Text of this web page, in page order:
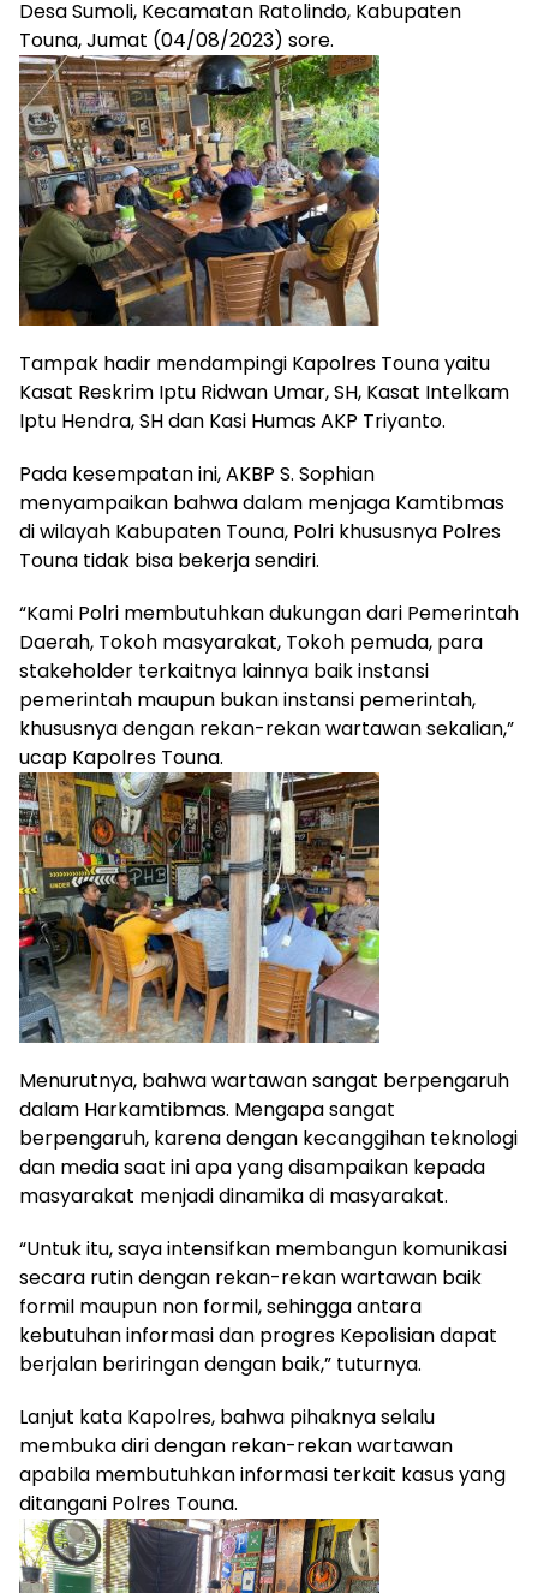
Desa Sumoli, Kecamatan Ratolindo, Kabupaten
Touna, Jumat (04/08/2023) sore.
Tampak hadir mendampingi Kapolres Touna yaitu
Kasat Reskrim Iptu Ridwan Umar, SH, Kasat Intelkam
Iptu Hendra, SH dan Kasi Humas AKP Triyanto.
Pada kesempatan ini, AKBP S. Sophian
menyampaikan bahwa dalam menjaga Kamtibmas
di wilayah Kabupaten Touna, Polri khususnya Polres
Touna tidak bisa bekerja sendiri.
“Kami Polri membutuhkan dukungan dari Pemerintah
Daerah, Tokoh masyarakat, Tokoh pemuda, para
stakeholder terkaitnya lainnya baik instansi
pemerintah maupun bukan instansi pemerintah,
khususnya dengan rekan-rekan wartawan sekalian,”
ucap Kapolres Touna.
Menurutnya, bahwa wartawan sangat berpengaruh
dalam Harkamtibmas. Mengapa sangat
berpengaruh, karena dengan kecanggihan teknologi
dan media saat ini apa yang disampaikan kepada
masyarakat menjadi dinamika di masyarakat.
“Untuk itu, saya intensifkan membangun komunikasi
secara rutin dengan rekan-rekan wartawan baik
formil maupun non formil, sehingga antara
kebutuhan informasi dan progres Kepolisian dapat
berjalan beriringan dengan baik,” tuturnya.
Lanjut kata Kapolres, bahwa pihaknya selalu
membuka diri dengan rekan-rekan wartawan
apabila membutuhkan informasi terkait kasus yang
ditangani Polres Touna.